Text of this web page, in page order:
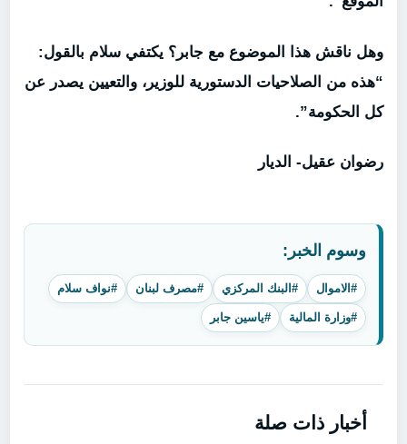
وهل ناقش هذا الموضوع مع جابر؟ يكتفي سلام بالقول:
“هذه من الصلاحيات الدستورية للوزير، والتعيين يصدر عن
كل الحكومة”.
رضوان عقيل- الديار
وسوم الخبر:
#الاموال #البنك المركزي #مصرف لبنان #نواف سلام
#وزارة المالية #ياسين جابر
أخبار ذات صلة